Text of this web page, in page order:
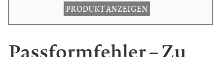
PRODUKT ANZEIGEN
Passformfehler – Zu